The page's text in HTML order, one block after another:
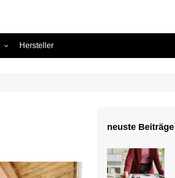
Hersteller
neuste Beiträge